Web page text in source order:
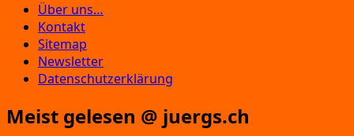
Über uns…
Kontakt
Sitemap
Newsletter
Datenschutzerklärung
Meist gelesen @ juergs.ch